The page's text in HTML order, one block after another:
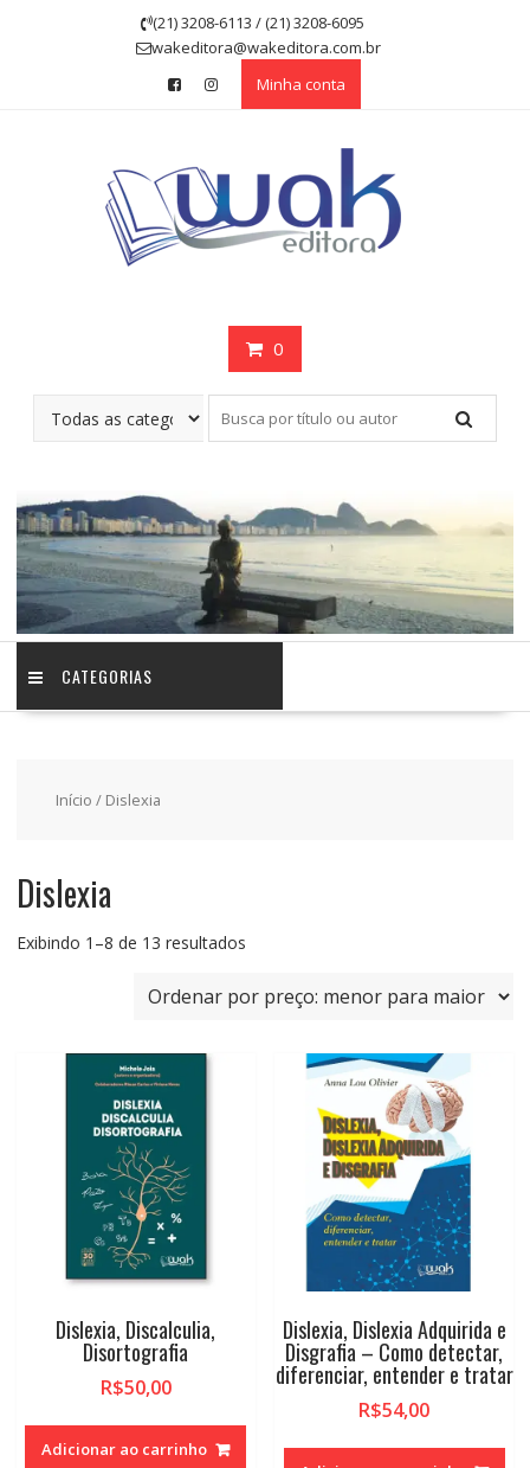
(21) 3208-6113 / (21) 3208-6095
wakeditora@wakeditora.com.br
Minha conta
0
CATEGORIAS
Início / Dislexia
Dislexia
Exibindo 1–8 de 13 resultadosClassificado
preço:
Dislexia, Discalculia,
Disortografia
R$50,00
Adicionar ao carrinho
Dislexia, Dislexia Adquirida e
Disgrafia – Como detectar,
diferenciar, entender e tratar
R$54,00